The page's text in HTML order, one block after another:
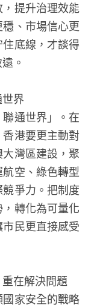
提升治理效能
、市場信心更
底線，才談得
。
界
通世界」。在
港要更主動對
灣區建設，聚
空、綠色轉型
爭力。把制度
轉化為可量化
民更直接感受
在解決問題
家安全的戰略